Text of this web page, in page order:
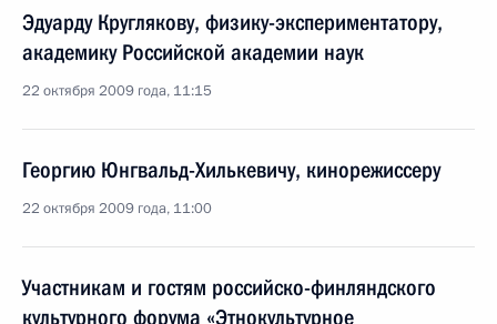
Эдуарду Круглякову, физику-экспериментатору,
академику Российской академии наук
22 октября 2009 года, 11:15
Георгию Юнгвальд-Хилькевичу, кинорежиссеру
22 октября 2009 года, 11:00
Участникам и гостям российско-финляндского
культурного форума «Этнокультурное